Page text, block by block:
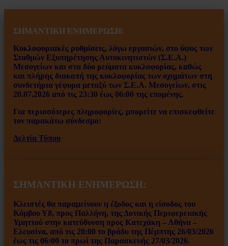
ΣΗΜΑΝΤΙΚΗ ΕΝΗΜΕΡΩΣΗ:
Κυκλοφοριακές ρυθμίσεις, λόγω εργασιών, στο ύψος των
Σταθμών Εξυπηρέτησης Αυτοκινητιστών (Σ.Ε.Α.)
Μεσογείων και στα δύο ρεύματα κυκλοφορίας, καθώς
και πλήρης διακοπή της κυκλοφορίας των οχημάτων στη
συνδετήρια γέφυρα μεταξύ των Σ.Ε.Α. Μεσογείων, στις
20.07.2026 από τις 23:30 έως 06:00 της επομένης.
Για περισσότερες πληροφορίες, μπορείτε να επισκεφθείτε
τον παρακάτω σύνδεσμο:
Δελτία Τύπου
ΣΗΜΑΝΤΙΚΗ ΕΝΗΜΕΡΩΣΗ:
Κλειστές θα παραμείνουν η έξοδος και η είσοδος του
Κόμβου Υ8, προς Παλλήνη, της Δυτικής Περιφερειακής
Υμηττού στην κατεύθυνση προς Κατεχάκη – Αθήνα –
Ελευσίνα, από τις 20:00 το βράδυ της Πέμπτης 26/03/2026
έως τις 06:00 το πρωί της Παρασκευής 27/03/2026.